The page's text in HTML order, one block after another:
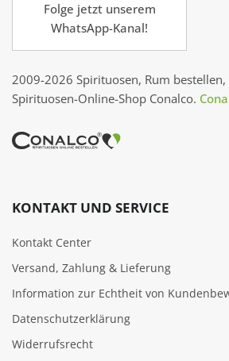
Folge jetzt unserem
WhatsApp-Kanal!
2009-2026 Spirituosen, Rum
Spirituosen-Online-Shop Conalco.
KONTAKT UND SERVICE
Kontakt Center
Versand, Zahlung & Lieferung
Information zur Echtheit von
Datenschutzerklärung
Widerrufsrecht